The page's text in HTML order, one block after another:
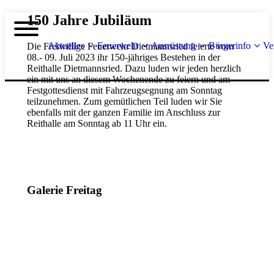
Aktuelles Feuerwehr Ausrüstung Bürgerinfo
150 Jahre Jubiläum
Die Freiwillige Feuerwehr Dietmannsried feierte vom
08.- 09. Juli 2023 ihr 150-jähriges Bestehen in der
Reithalle Dietmannsried. Dazu luden wir jeden herzlich
ein mit uns an diesem Wochenende zu feiern und am
Festgottesdienst mit Fahrzeugsegnung am Sonntag
teilzunehmen. Zum gemütlichen Teil luden wir Sie
ebenfalls mit der ganzen Familie im Anschluss zur
Reithalle am Sonntag ab 11 Uhr ein.
Galerie Freitag